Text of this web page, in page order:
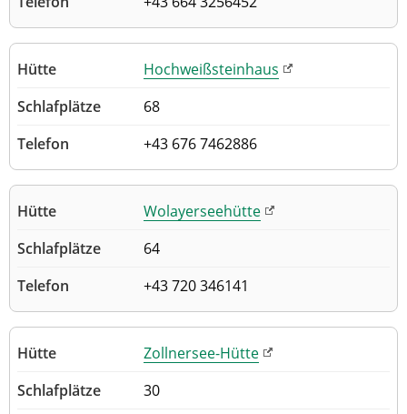
Hochweißsteinhaus
68
+43 676 7462886
Wolayerseehütte
64
+43 720 346141
Zollnersee-Hütte
30